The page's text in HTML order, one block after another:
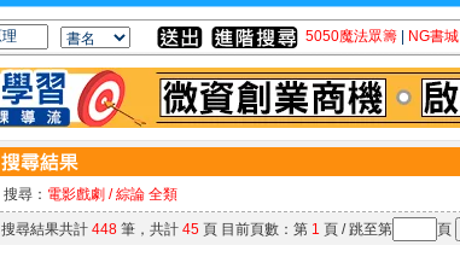
5050魔法眾籌 NG書城
搜尋： 電影戲劇 / 綜論 全類
搜尋結果共計 448筆，共計 45頁 目前頁數：第 1 頁 / 跳至第 頁